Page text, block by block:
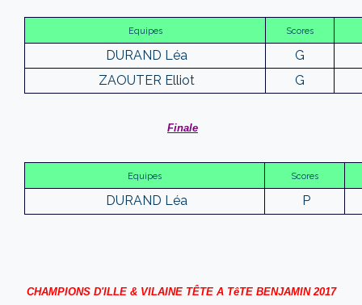
Equipes Scores
DURAND Léa
G
ZAOUTER Elliot
G
Finale
Equipes Scores
DURAND Léa P
CHAMPIONS D'ILLE & VILAINE TÊTE A TêTE BENJAMIN 2017